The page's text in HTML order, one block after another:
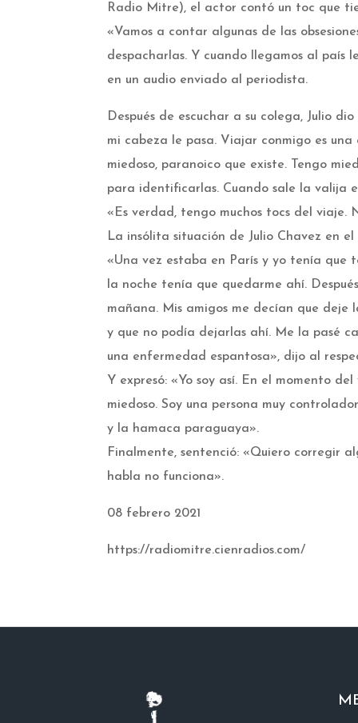
Radio Mitre), el actor contó un toc que
«Vamos a contar algunas de las
despacharlas. Y cuando llegamos al país
en un audio enviado al periodista.
Después de escuchar a su colega, Julio
mi cabeza le pasa. Viajar conmigo es
miedoso, paranoico que existe. Tengo
para identificarlas. Cuando sale la valija
«Es verdad, tengo muchos tocs del viaje.
La insólita situación de Julio Chavez en
«Una vez estaba en París y yo tenía que
la noche tenía que quedarme ahí.
mañana. Mis amigos me decían que deje
y que no podía dejarlas ahí. Me la pasé
una enfermedad espantosa», dijo al
Y expresó: «Yo soy así. En el momento
miedoso. Soy una persona muy
y la hamaca paraguaya».
Finalmente, sentenció: «Quiero corregir
habla no funciona».
08 febrero 2021
https://radiomitre.cienradios.com/